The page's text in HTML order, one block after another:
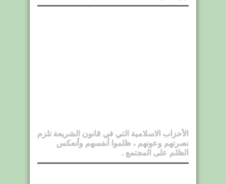
الأحزاب الاسلامية التي في قانون الشريعة تلزم
نصرتهم وعونهم ، ظلموا أنفسهم وأنعكس
الظلم على المجتمع .